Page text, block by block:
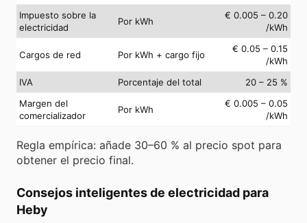
Impuesto sobre la
electricidad
Por kWh
€ 0.005 – 0.20
/kWh
Cargos de red Por kWh + cargo fijo
€ 0.05 – 0.15
/kWh
IVA
Porcentaje del total
20 – 25 %
Margen del
comercializador
Por kWh
€ 0.005 – 0.05
/kWh
Regla empírica: añade 30–60 % al precio spot para
obtener el precio final.
Consejos inteligentes de electricidad para
Heby